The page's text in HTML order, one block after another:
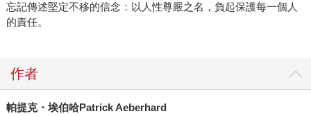
忘記傳述堅定不移的信念：以人性尊嚴之名，負起保護每一個人
的責任。
作者
帕提克・埃伯哈Patrick Aeberhard